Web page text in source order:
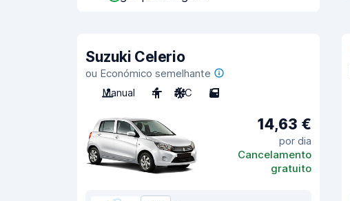
Suzuki Celerio
ou Económico semelhante
Manual
4 A/C 5
14,63 €
por dia
Cancelamento
gratuito